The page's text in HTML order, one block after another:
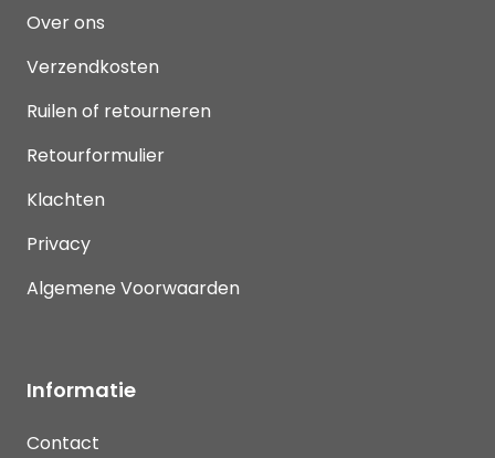
Over ons
Verzendkosten
Ruilen of retourneren
Retourformulier
Klachten
Privacy
Algemene Voorwaarden
Informatie
Contact